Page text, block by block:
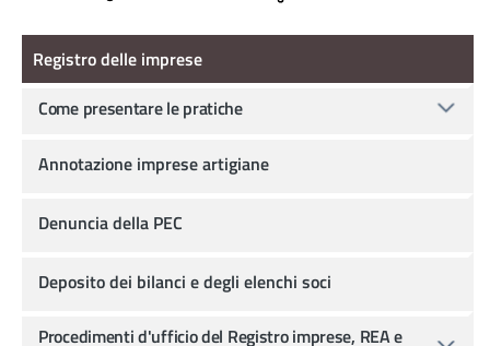
Registro delle imprese
Registro delle imprese
Come presentare le pratiche
Annotazione imprese artigiane
Denuncia della PEC
Deposito dei bilanci e degli elenchi soci
Procedimenti d'ufficio del Registro imprese, REA e